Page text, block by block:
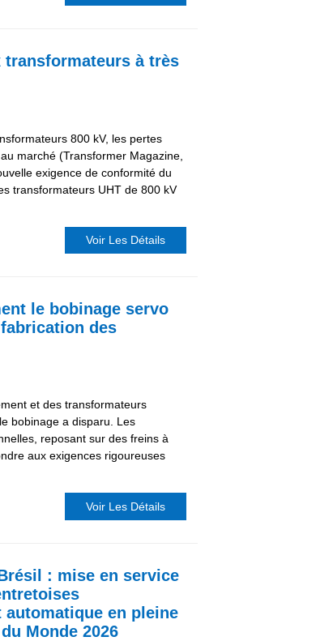
à très
800 kV, les pertes
marché (Transformer Magazine,
exigence de conformité du
transformateurs UHT de 800 kV
Voir Les Détails
le bobinage servo
des
et des transformateurs
bobinage a disparu. Les
reposant sur des freins à
aux exigences rigoureuses
Voir Les Détails
: mise en service
automatique en pleine
Monde 2026